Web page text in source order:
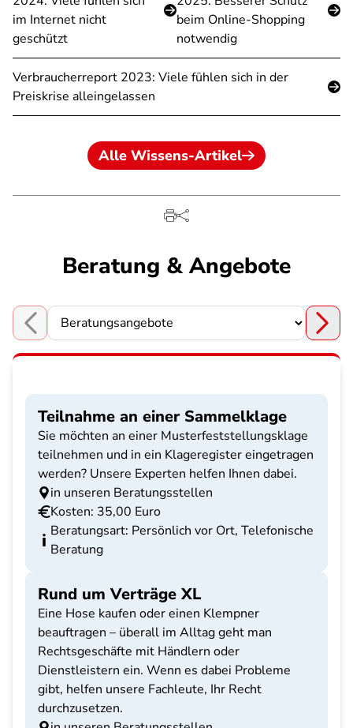
im Internet nicht
geschützt
beim Online-Shopping
notwendig
Verbraucherreport 2023: Viele fühlen sich in der
Preiskrise alleingelassen
Alle Wissens-Artikel
Beratung & Angebote
Choose a section
Teilnahme an einer Sammelklage
Sie möchten an einer Musterfeststellungsklage
teilnehmen und in ein Klageregister eingetragen
werden? Unsere Experten helfen Ihnen dabei.
in unseren Beratungsstellen
Kosten: 35,00 Euro
Beratungsart: Persönlich vor Ort, Telefonische
Beratung
Rund um Verträge XL
Eine Hose kaufen oder einen Klempner
beauftragen – überall im Alltag geht man
Rechtsgeschäfte mit Händlern oder
Dienstleistern ein. Wenn es dabei Probleme
gibt, helfen unsere Fachleute, Ihr Recht
durchzusetzen.